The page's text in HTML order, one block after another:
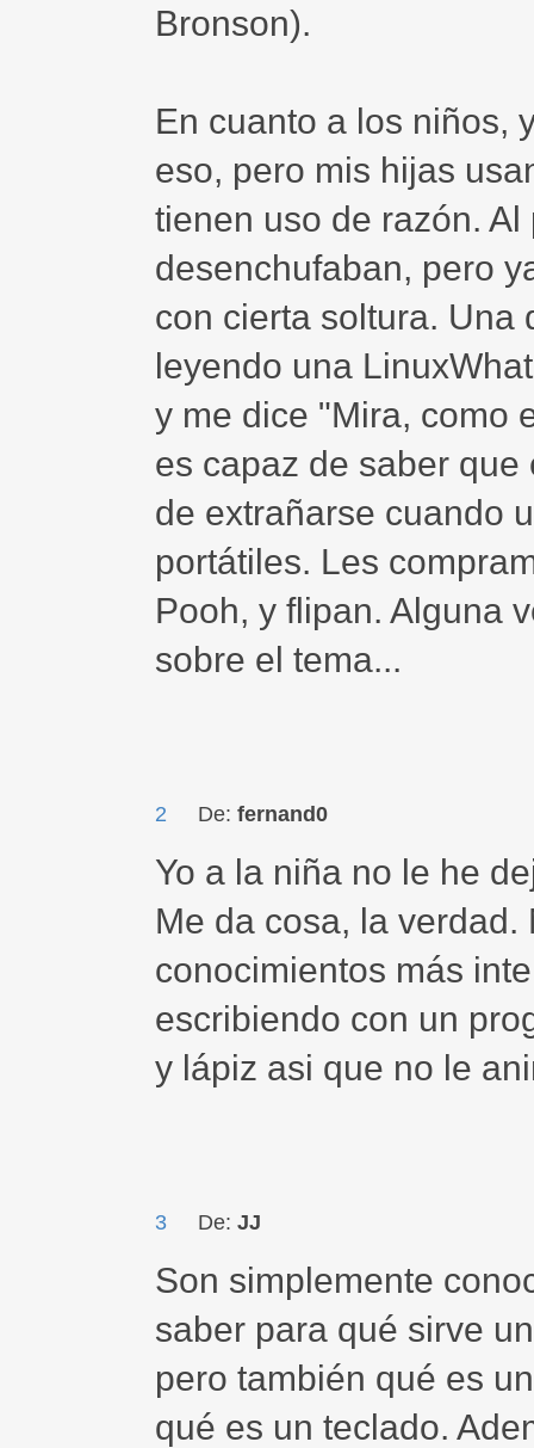
Bronson).
En cuanto a los niños,
eso, pero mis hijas
tienen uso de razón.
desenchufaban, pero
con cierta soltura. Una
leyendo una
y me dice "Mira, como
es capaz de saber
de extrañarse cuando
portátiles. Les
Pooh, y flipan. Alguna
sobre el tema...
2 De: fernand0
Yo a la niña no le he
Me da cosa, la
conocimientos más
escribiendo con un
y lápiz asi que no le
3 De: JJ
Son simplemente
saber para qué sirve
pero también qué es
qué es un teclado.